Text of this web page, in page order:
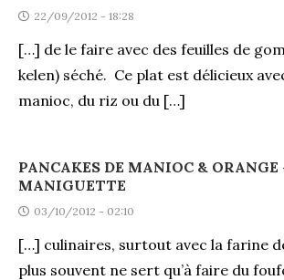
22/09/2012 - 18:28
[…] de le faire avec des feuilles de
kelen) séché. Ce plat est délicieux
manioc, du riz ou du […]
PANCAKES DE MANIOC & ORANGE
MANIGUETTE
03/10/2012 - 02:10
[…] culinaires, surtout avec la farine
plus souvent ne sert qu’à faire du